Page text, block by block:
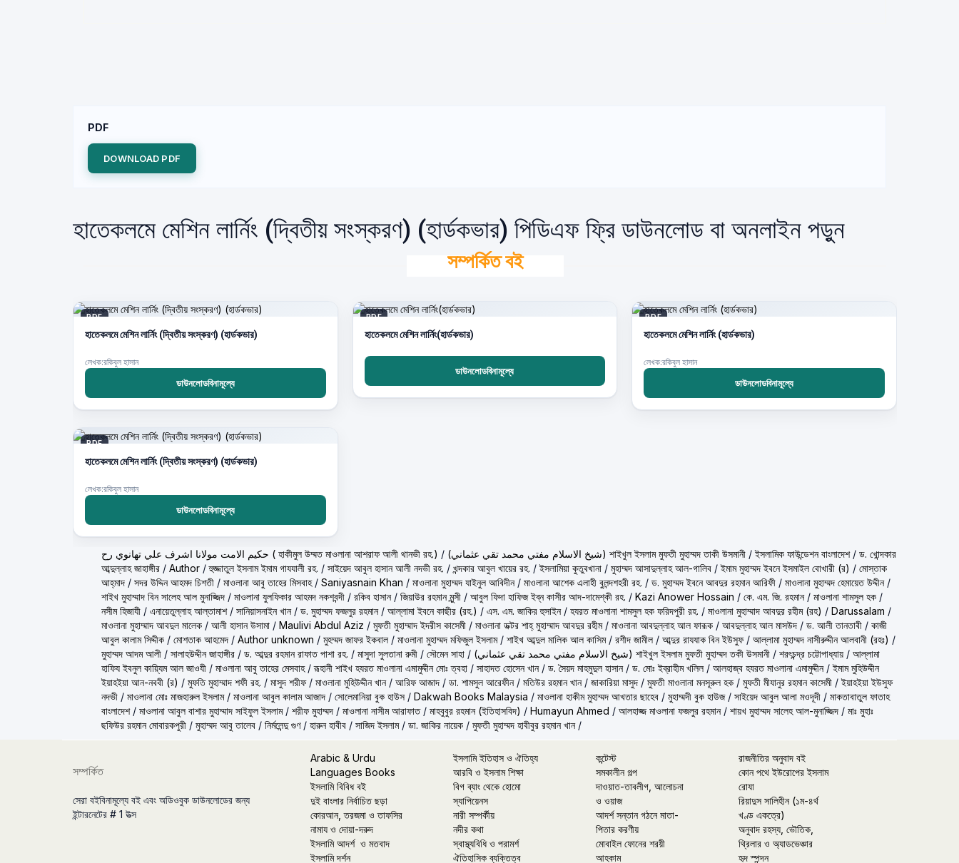
PDF
DOWNLOAD PDF
হাতেকলমে মেশিন লার্নিং (দ্বিতীয় সংস্করণ) (হার্ডকভার) পিডিএফ ফ্রি ডাউনলোড বা অনলাইন পড়ুন
সম্পর্কিত বই
PDF
হাতেকলমে মেশিন লার্নিং (দ্বিতীয় সংস্করণ) (হার্ডকভার)
লেখক:রকিবুল হাসান
ডাউনলোডবিনামূল্যে
PDF
হাতেকলমে মেশিন লার্নিং(হার্ডকভার)
ডাউনলোডবিনামূল্যে
PDF
হাতেকলমে মেশিন লার্নিং (হার্ডকভার)
লেখক:রকিবুল হাসান
ডাউনলোডবিনামূল্যে
PDF
হাতেকলমে মেশিন লার্নিং (দ্বিতীয় সংস্করণ) (হার্ডকভার)
লেখক:রকিবুল হাসান
ডাউনলোডবিনামূল্যে
حكيم الامت مولانا اشرف علي تهانوي رح ( হাকীমুল উম্মত মাওলানা আশরাফ আলী থানভী রহ.) / (شيخ الاسلام مفتي محمد تقي عثماني) শাইখুল ইসলাম মুফতী মুহাম্মদ তাকী উসমানী /ইসলামিক ফাউন্ডেশন বাংলাদেশ/ ড. খোন্দকার
আব্দুল্লাহ জাহাঙ্গীর / Author /হুজ্জাতুল ইসলাম ইমাম গাযযালী রহ. / সাইয়েদ আবুল হাসান আলী নদভী রহ. / খন্দকার আবুল খায়ের রহ. /ইসলামিয়া কুতুবখানা / মুহাম্মদ আসাদুল্লাহ আল-গালিব /ইমাম মুহাম্মদ ইবনে ইসমাইল বোখারী (র) / মোস্তাক
আহ্‌মাদ / সদর উদ্দিন আহমদ চিশতী / মাওলানা আবু তাহের মিসবাহ/ Saniyasnain Khan / মাওলানা মুহাম্মদ যাইনুল আবিদীন/ মাওলানা আশেক এলাহী বুলন্দশহরী রহ. / ড. মুহাম্মদ ইবনে আবদুর রহমান আরিফী / মাওলানা মুহাম্মদ হেমায়েত উদ্দীন/
শাইখ মুহাম্মাদ বিন সালেহ আল মুনাজ্জিদ / মাওলানা যুলফিকার আহমদ নকশবন্দী / রকিব হাসান/ জিয়াউর রহমান মুন্সী / আবুল ফিদা হাফিজ ইব্‌ন কাসীর আদ-দামেশ্‌কী রহ. / Kazi Anower Hossain / কে. এম. জি. রহমান/ মাওলানা শামসুল হক /
নসীম হিজাযী / এনায়েতুল্লাহ আল্‌তামাশ/ সানিয়াসনাইন খান/ ড. মুহাম্মদ ফজলুর রহমান/ আল্লামা ইবনে কাছীর (রহ.) / এস. এম. জাকির হুসাইন/ হযরত মাওলানা শামসুল হক ফরিদপুরী রহ. / মাওলানা মুহাম্মাদ আবদুর রহীম (রহ) / Darussalam /
মাওলানা মুহাম্মাদ আবদুল মালেক / আলী হাসান উসামা / Maulivi Abdul Aziz / মুফতী মুহাম্মাদ ইদরীস কাসেমী / মাওলানা ডক্টর শাহ্‌ মুহাম্মাদ আবদুর রহীম/ মাওলানা আবদুল্লাহ আল ফারূক / আবদুল্লাহ আল মাসউদ / ড. আলী তানতাবী / কাজী
আবুল কালাম সিদ্দীক / মোশতাক আহমেদ / Author unknown / মুহম্মদ জাফর ইকবাল / মাওলানা মুহাম্মদ মফিজুল ইসলাম/ শাইখ আব্দুল মালিক আল কাসিম/ রশীদ জামীল / আব্দুর রাযযাক বিন ইউসুফ/ আল্লামা মুহাম্মদ নাসীরুদ্দীন আলবানী (রহঃ) /
মুহাম্মদ আদম আলী / সালাহউদ্দীন জাহাঙ্গীর / ড. আব্দুর রহমান রাফাত পাশা রহ. / মাসুদা সুলতানা রুমী / সৌমেন সাহা / (شيخ الاسلام مفتي محمد تقي عثماني) শাইখুল ইসলাম মুফতী মুহাম্মদ তকী উসমানী / শরৎচন্দ্র চট্টোপাধ্যায় / আল্লামা
হাফিয ইবনুল কায়্যিম আল জাওযী / মাওলানা আবু তাহের মেসবাহ/রূহানী শাইখ হযরত মাওলানা এমামুদ্দীন মোঃ ত্বহা / সাহাদত হোসেন খান/ ড. সৈয়দ মাহমুদুল হাসান/ ড. মোঃ ইব্রাহীম খলিল / আলহাজ্ব হযরত মাওলানা এমামুদ্দীন/ইমাম মুহিউদ্দীন
ইয়াহইয়া আন-নববী (র) / মুফতি মুহাম্মাদ শফী রহ. / মাসুদ শরীফ/ মাওলানা মুহিউদ্দীন খান/ আরিফ আজাদ / ডা. শামসুল আরেফীন/ মতিউর রহমান খান/ জাকারিয়া মাসুদ / মুফতী মাওলানা মনসূরুল হক / মুফতী মীযানুর রহমান কাসেমী /ইয়াহইয়া ইউসুফ
নদভী / মাওলানা মোঃ মাজহারুল ইসলাম/ মাওলানা আবুল কালাম আজাদ / সোলেমানিয়া বুক হাউস / Dakwah Books Malaysia / মাওলানা হাকীম মুহাম্মদ আখতার ছাহেব / মুহাম্মদী বুক হাউজ/ সাইয়েদ আবুল আলা মওদূদী / মাকতাবাতুল ফাতাহ
বাংলাদেশ/ মাওলানা আবুল বাশার মুহাম্মাদ সাইফুল ইসলাম/ শরীফ মুহাম্মদ / মাওলানা নাসীম আরাফাত/ মাহবুবুর রহমান (ইতিহাসবিদ) / Humayun Ahmed / আলহাজ্জ মাওলানা ফজলুর রহমান/ শায়খ মুহাম্মদ সালেহ আল-মুনাজ্জিদ / মাঃ মুহাঃ
ছফিউর রহমান মোবারকপুরী / মুহাম্মদ আবু তালেব / নির্মলেন্দু গুণ/ হারুন হাবীব / সাজিদ ইসলাম/ ডা. জাকির নায়েক / মুফতী মুহাম্মদ হাবীবুর রহমান খান/
সম্পর্কিত
সেরা বইবিনামূল্যে বই এবং অডিওবুক ডাউনলোডের জন্য
ইন্টারনেটের # 1 উত্স
Arabic & Urdu
Languages Books
ইসলামি বিবিধ বই
দুই বাংলার নির্বাচিত ছড়া
কোরআন, তরজমা ও তাফসির
নামায ও দোয়া-দরুদ
ইসলামি আদর্শ ও মতবাদ
ইসলামি দর্শন
ইসলামি ইতিহাস ও ঐতিহ্য
আরবি ও ইসলাম শিক্ষা
বিগ ব্যাং থেকে হোমো
স্যাপিয়েনস
নারী সম্পর্কীয়
নদীর কথা
স্বাস্থ্যবিধি ও পরামর্শ
ঐতিহাসিক ব্যক্তিত্ব
কন্টেস্ট
সমকালীন গল্প
দাওয়াত-তাবলীগ, আলোচনা
ও ওয়াজ
আদর্শ সন্তান গঠনে মাতা-
পিতার করণীয়
মোবাইল ফোনের শরয়ী
আহকাম
রাজনীতির অনুবাদ বই
কোন পথে ইউরোপের ইসলাম
রোযা
রিয়াদুস সালিহীন (১ম-৪র্থ
খণ্ড একত্রে)
অনুবাদ রহস্য, ভৌতিক,
থ্রিলার ও অ্যাডভেঞ্চার
হৃদ স্পন্দন